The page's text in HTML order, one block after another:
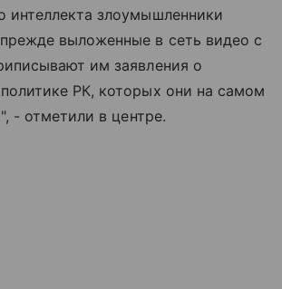
интеллекта злоумышленники
выложенные в сеть видео с
им заявления о
РК, которых они на самом
- отметили в центре.